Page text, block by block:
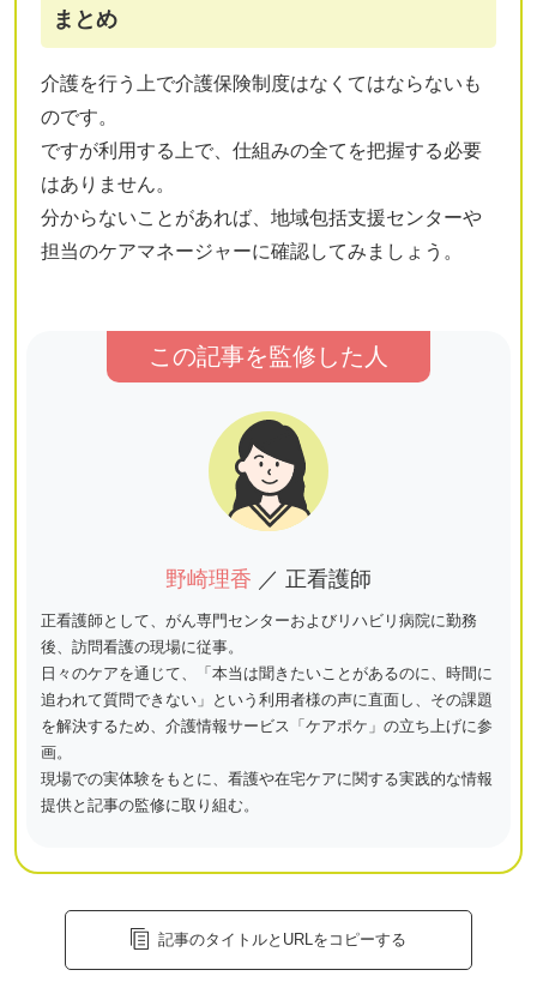
まとめ
介護を行う上で介護保険制度はなくてはならないも
のです。
ですが利用する上で、仕組みの全てを把握する必要
はありません。
分からないことがあれば、地域包括支援センターや
担当のケアマネージャーに確認してみましょう。
この記事を監修した人
野崎理香 ／ 正看護師
正看護師として、がん専門センターおよびリハビリ病院に勤務
後、訪問看護の現場に従事。
日々のケアを通じて、「本当は聞きたいことがあるのに、時間に
追われて質問できない」という利用者様の声に直面し、その課題
を解決するため、介護情報サービス「ケアポケ」の立ち上げに参
画。
現場での実体験をもとに、看護や在宅ケアに関する実践的な情報
提供と記事の監修に取り組む。
記事のタイトルとURLをコピーする